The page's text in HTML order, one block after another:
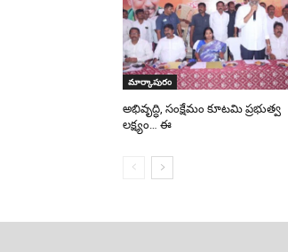
మార్కాపురం
అభివృద్ధి, సంక్షేమం కూటమి ప్రభుత్వ
లక్ష్యం… ఈ